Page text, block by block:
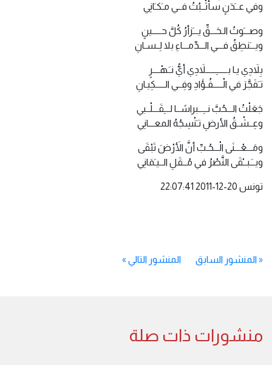
وفي عــَدَنٍ سأثْــبُتُ فــي مـَكـَانِي
وصـــَوتُ الـحَـــقِّ يـــَزأرُ كُلَّ حـــــينٍ
ويـــَنطِقُ فـــي الـــدِّمـــاءِ بلا لِــسـانِ
بِلاَدِي يـا بــــــِــــــلاَدِي أيُّ نـَـهْــــرٍ
تـَفَجَّرَ في الْـــــفُـؤَادِ وفِــي الـــــكِيـانِ
جَعَلْتُ الـــحُبَّ نــِـــبراسًــا لـــِقَـــلْــبي
وعِــشْـقُ الأرضِ تـَنْسِجُهُ المعـــانِي
ومَـــعْـــنَى الْـــحُـبِّ أنَّ الأَرْضَ تَبْقَى
ويــَـبــْقَى النَّصْرُ في مُــقَلِ الــيـَمَانِي
تونس ‏20‏-12‏-2011‏ 22:07:41
«المنشور السابق المنشور التالي »
منشورات ذات صلة